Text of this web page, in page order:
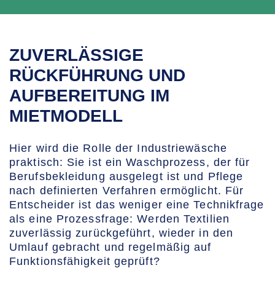
ZUVERLÄSSIGE
RÜCKFÜHRUNG UND
AUFBEREITUNG IM
MIETMODELL
Hier wird die Rolle der Industriewäsche
praktisch: Sie ist ein Waschprozess, der für
Berufsbekleidung ausgelegt ist und Pflege
nach definierten Verfahren ermöglicht. Für
Entscheider ist das weniger eine Technikfrage
als eine Prozessfrage: Werden Textilien
zuverlässig zurückgeführt, wieder in den
Umlauf gebracht und regelmäßig auf
Funktionsfähigkeit geprüft?